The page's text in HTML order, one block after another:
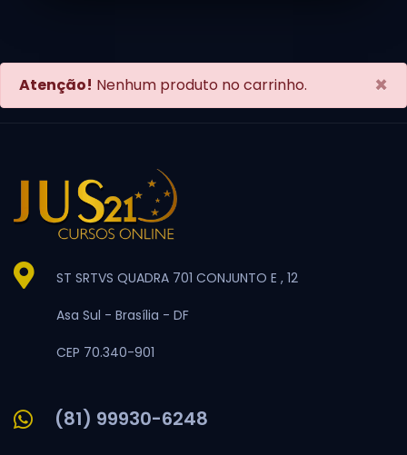
×
Atenção! Nenhum produto no carrinho.
ST SRTVS QUADRA 701 CONJUNTO E , 12
Asa Sul - Brasília - DF
CEP 70.340-901
(81) 99930-6248